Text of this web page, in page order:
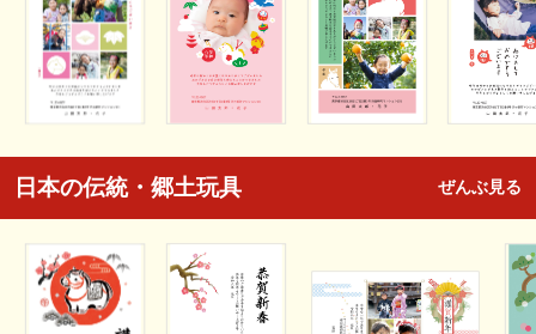
日本の伝統・郷土玩具 ぜんぶ見る